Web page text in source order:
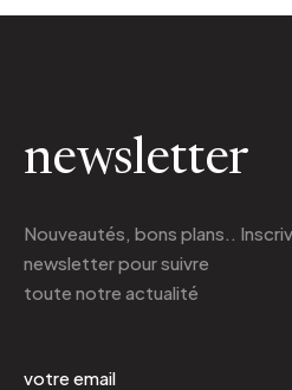
newsletter
Nouveautés, bons plans..
newsletterpour suivre
toute notre actualité